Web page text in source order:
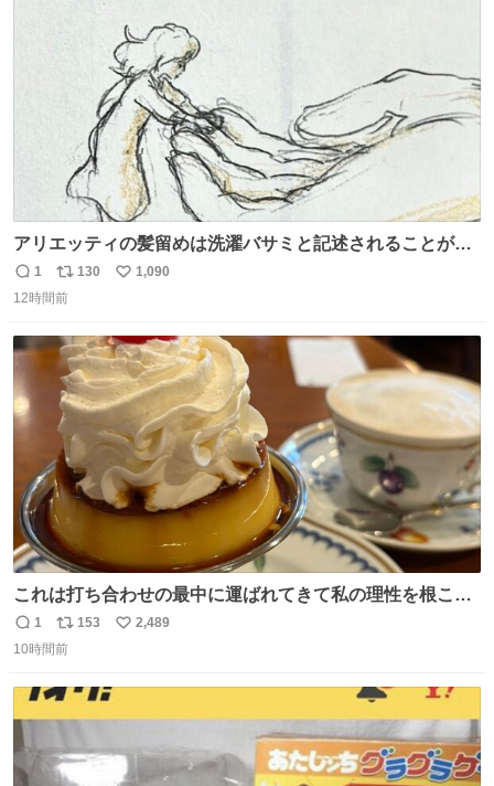
アリエッティの髪留めは洗濯バサミと記述されることが多
いですが、もっと小さいプラスチックのクリップです。 バ
ネは使いやすいように強度を調整してあるはず。
返
信
1
リ
ポ
ト
数
130
い
数
1,090
12時間前
これは打ち合わせの最中に運ばれてきて私の理性を根こそ
ぎ奪い去ったプリンの写真です。
返
信
1
リ
ポ
ト
数
153
い
2,489
10時間前